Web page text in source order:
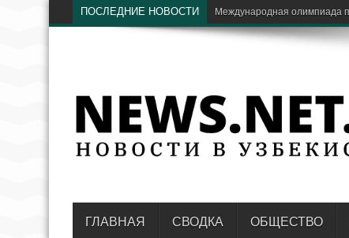
ПОСЛЕДНИЕ НОВОСТИ Экс-глава «Узбекнефтегаз
ГЛАВНАЯ СВОДКА ОБЩЕСТВО